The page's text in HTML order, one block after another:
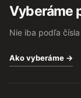
Vyberáme
Nie iba podľa
Ako vyberáme →